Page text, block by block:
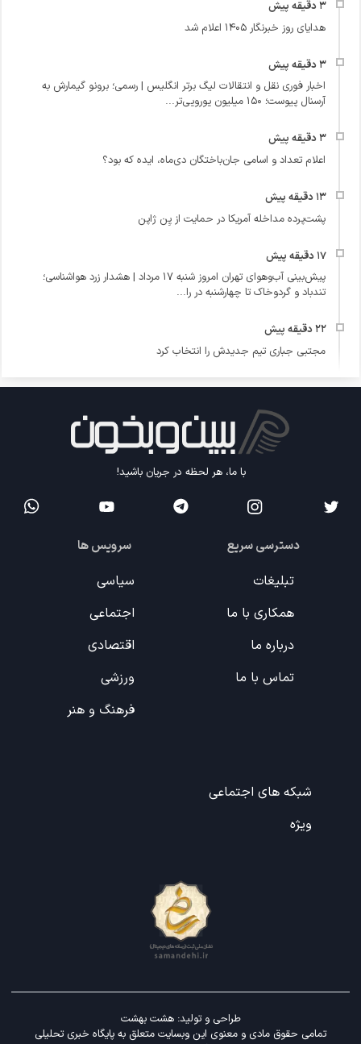
هدایای روز خبرنگار ۱۴۰۵ اعلام شد
اخبار فوری نقل و انتقالات لیگ برتر انگلیس | رسمی؛ برونو گیمارش به
آرسنال پیوست؛ ۱۵۰ میلیون یورویی‌تر...
اعلام تعداد و اسامی جان‌باختگان دی‌ماه، ایده که بود؟
پشت‌پرده مداخله آمریکا در حمایت از یِن ژاپن
پیش‌بینی آب‌وهوای تهران امروز شنبه ۱۷ مرداد | هشدار زرد هواشناسی؛
تندباد و گردوخاک تا چهارشنبه در را...
مجتبی جباری تیم جدیدش را انتخاب کرد
با ما، هر لحظه در جریان باشید!
دسترسی سریع
تبلیغات
همکاری با ما
درباره ما
تماس با ما
سرویس ها
سیاسی
اجتماعی
اقتصادی
ورزشی
فرهنگ و هنر
شبکه های اجتماعی
ویژه
تمامی حقوق مادی و معنوی این وبسایت متعلق به پایگاه خبری تحلیلی
طراحی و تولید:هشت بهشت